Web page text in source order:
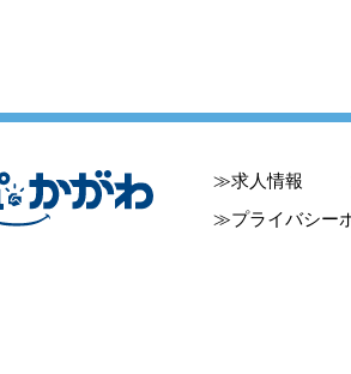
求人情報
プライバシー